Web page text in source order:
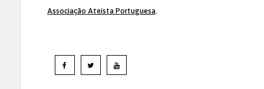
Associação Ateísta Portuguesa.